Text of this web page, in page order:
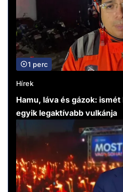
1 perc
Hírek
Hamu, láva és gázok:
egyik legaktívabb vulkánja